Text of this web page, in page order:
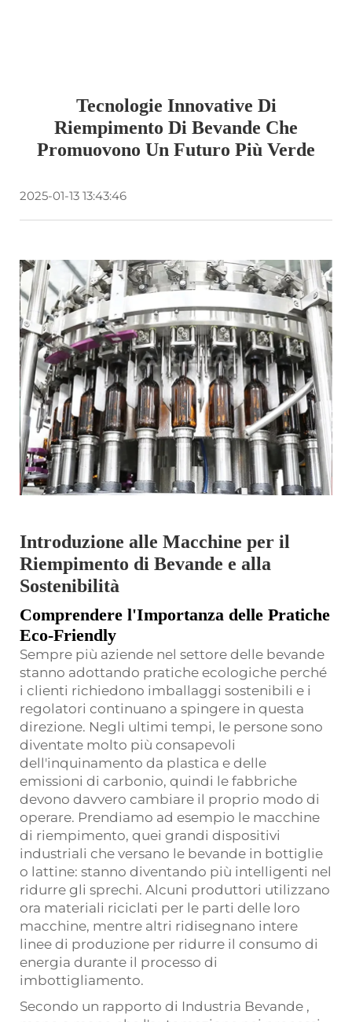
Tecnologie Innovative Di
Riempimento Di Bevande Che
Promuovono Un Futuro Più Verde
2025-01-13 13:43:46
Introduzione alle Macchine per il
Riempimento di Bevande e alla
Sostenibilità
Comprendere l'Importanza delle Pratiche
Eco-Friendly
Sempre più aziende nel settore delle bevande
stanno adottando pratiche ecologiche perché
i clienti richiedono imballaggi sostenibili e i
regolatori continuano a spingere in questa
direzione. Negli ultimi tempi, le persone sono
diventate molto più consapevoli
dell'inquinamento da plastica e delle
emissioni di carbonio, quindi le fabbriche
devono davvero cambiare il proprio modo di
operare. Prendiamo ad esempio le macchine
di riempimento, quei grandi dispositivi
industriali che versano le bevande in bottiglie
o lattine: stanno diventando più intelligenti nel
ridurre gli sprechi. Alcuni produttori utilizzano
ora materiali riciclati per le parti delle loro
macchine, mentre altri ridisegnano intere
linee di produzione per ridurre il consumo di
energia durante il processo di
imbottigliamento.
Secondo un rapporto di Industria Bevande ,